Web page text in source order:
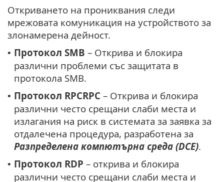
Откриването на прониквания следи
мрежовата комуникация на устройството за
злонамерена дейност.
• Протокол SMB – Открива и блокира
различни проблеми със защитата в
протокола SMB.
• Протокол RPCRPC – Открива и блокира
различни често срещани слаби места и
излагания на риск в системата за заявка за
отдалечена процедура, разработена за
Разпределена компютърна среда (DCE).
• Протокол RDP – открива и блокира
различни често срещани слаби места и